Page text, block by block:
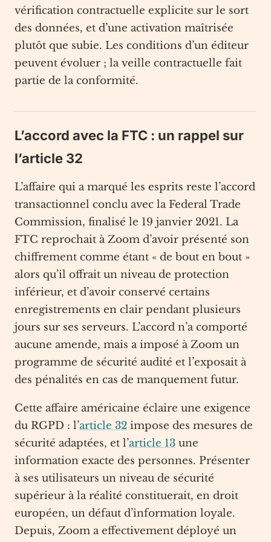
vérification contractuelle explicite sur le sort
des données, et d’une activation maîtrisée
plutôt que subie. Les conditions d’un éditeur
peuvent évoluer ; la veille contractuelle fait
partie de la conformité.
L’accord avec la FTC : un rappel sur
l’article 32
L’affaire qui a marqué les esprits reste l’accord
transactionnel conclu avec la Federal Trade
Commission, finalisé le 19 janvier 2021. La
FTC reprochait à Zoom d’avoir présenté son
chiffrement comme étant « de bout en bout »
alors qu’il offrait un niveau de protection
inférieur, et d’avoir conservé certains
enregistrements en clair pendant plusieurs
jours sur ses serveurs. L’accord n’a comporté
aucune amende, mais a imposé à Zoom un
programme de sécurité audité et l’exposait à
des pénalités en cas de manquement futur.
Cette affaire américaine éclaire une exigence
du RGPD : l’article 32 impose des mesures de
sécurité adaptées, et l’article 13 une
information exacte des personnes. Présenter
à ses utilisateurs un niveau de sécurité
supérieur à la réalité constituerait, en droit
européen, un défaut d’information loyale.
Depuis, Zoom a effectivement déployé un